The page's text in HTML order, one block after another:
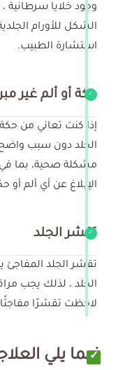
وجود خلايا سرطانية
الشكل للأورام
استشارة الطبيب.
حكة أو ألم غير
إذا كنت تعاني من
الجلد دون سبب واضح
مشكلة صحية، بما
الإبلاغ عن أي ألم أو
تقشر الجلد
تقشر الجلد
الجلد ، لذلك يجب
لاحظت تقشرًا
فيما يلي